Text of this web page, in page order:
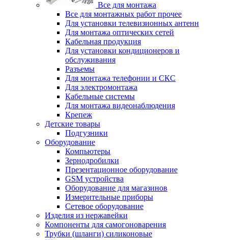
Все для монтажа
Все для монтажных работ прочее
Для установки телевизионных антенн
Для монтажа оптических сетей
Кабельная продукция
Для установки кондиционеров и
обслуживания
Разъемы
Для монтажа телефонии и СКС
Для электромонтажа
Кабельные системы
Для монтажа видеонаблюдения
Крепеж
Детские товары
Подгузники
Оборудование
Компьютеры
Зернодробилки
Презентационное оборудование
GSM устройства
Оборудование для магазинов
Измерительные приборы
Сетевое оборудование
Изделия из нержавейки
Компоненты для самогоноварения
Трубки (шланги) силиконовые